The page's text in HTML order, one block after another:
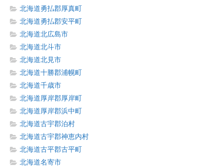
北海道勇払郡厚真町
北海道勇払郡安平町
北海道北広島市
北海道北斗市
北海道北見市
北海道十勝郡浦幌町
北海道千歳市
北海道厚岸郡厚岸町
北海道厚岸郡浜中町
北海道古宇郡泊村
北海道古宇郡神恵内村
北海道古平郡古平町
北海道名寄市